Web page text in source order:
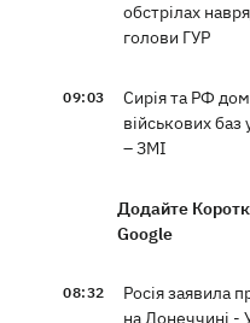
обстрілах
голови ГУР
09:03
Сирія та РФ
військових баз
– ЗМІ
Додайте
Google
08:32
Росія заявила
на Донеччині -